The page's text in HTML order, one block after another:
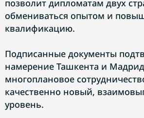
позволит дипломатам двух
обмениваться опытом и
квалификацию.
Подписанные документы
намерение Ташкента и
многоплановое
качественно новый,
уровень.